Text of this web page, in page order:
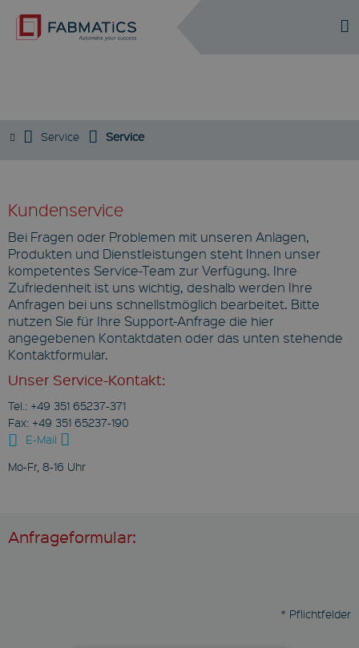
DE
Service Service
Kundenservice
Bei Fragen oder Problemen mit unseren Anlagen,
Produkten und Dienstleistungen steht Ihnen unser
kompetentes Service-Team zur Verfügung. Ihre
Zufriedenheit ist uns wichtig, deshalb werden Ihre
Anfragen bei uns schnellstmöglich bearbeitet. Bitte
nutzen Sie für Ihre Support-Anfrage die hier
angegebenen Kontaktdaten oder das unten stehende
Kontaktformular.
Unser Service-Kontakt:
Tel.: +49 351 65237-371
Fax: +49 351 65237-190
E-Mail
Mo-Fr, 8-16 Uhr
Anfrageformular:
* Pflichtfelder